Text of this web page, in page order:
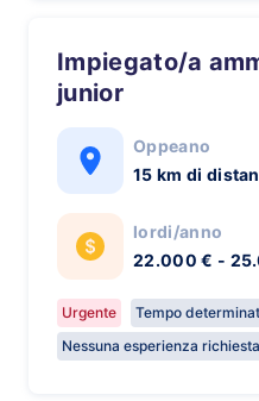
Impiegato/a amministrativo/a
junior
Oppeano
15 km di
lordi/anno
22.000 € -
Urgente
Tempo
Nessuna esperienza richiesta